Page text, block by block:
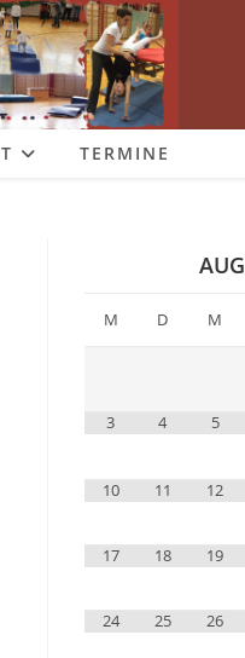
TERMINE
M D M
3 4 5
10 11 12
17 18 19
24 25 26